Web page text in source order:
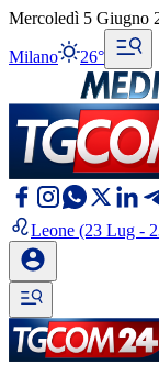
Mercoledì 5 Giugno
Milano 26°
Leone (23 Lug -